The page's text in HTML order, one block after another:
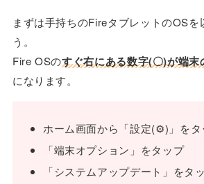
まずは手持ちのFireタブレットのOSを
う。
Fire OSのすぐ右にある数字(〇)が端末
になります。
ホーム画面から「設定(⚙)」をタ
「端末オプション」をタップ
「システムアップデート」をタ